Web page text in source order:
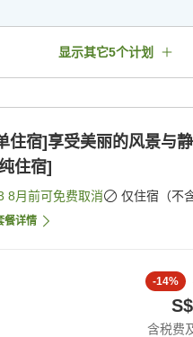
显示其它5个计划
住宿]享受美丽的风景与
住宿]
8月前可免费取消 仅住宿（不
餐详情
-14%
含税费